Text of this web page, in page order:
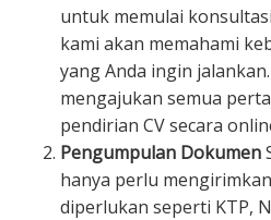
untuk memulai
kami akan memahami
yang Anda ingin
mengajukan semua
pendirian CV secara
Pengumpulan Dokumen
hanya perlu
diperlukan seperti KTP,